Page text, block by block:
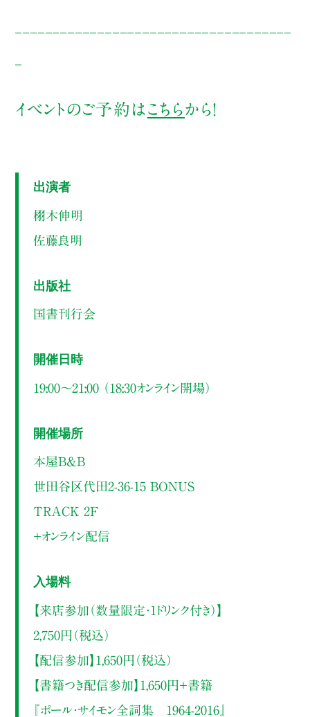
イベントのご予約は こちらから！
出演者
栩木伸明
佐藤良明
出版社
国書刊行会
開催日時
19:00～21:00 （18:30オンライン開場）
開催場所
本屋B&B
世田谷区代田2-36-15 BONUS
TRACK 2F
＋オンライン配信
入場料
【来店参加（数量限定・1ドリンク付き）】
2,750円（税込）
【配信参加】1,650円（税込）
【書籍つき配信参加】1,650円＋書籍
『ポール・サイモン全詞集 1964-2016』